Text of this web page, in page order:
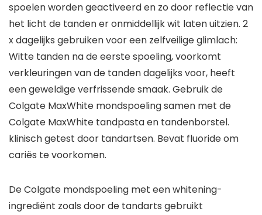
spoelen worden geactiveerd en zo door reflectie van
het licht de tanden er onmiddellijk wit laten uitzien. 2
x dagelijks gebruiken voor een zelfveilige glimlach:
Witte tanden na de eerste spoeling, voorkomt
verkleuringen van de tanden dagelijks voor, heeft
een geweldige verfrissende smaak. Gebruik de
Colgate MaxWhite mondspoeling samen met de
Colgate MaxWhite tandpasta en tandenborstel.
klinisch getest door tandartsen. Bevat fluoride om
cariës te voorkomen.
De Colgate mondspoeling met een whitening-
ingrediënt zoals door de tandarts gebruikt